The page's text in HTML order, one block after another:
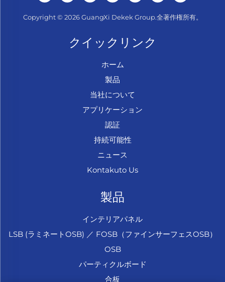
Copyright © 2026 GuangXi Dekek Group.全著作権所有。
クイックリンク
ホーム
製品
当社について
アプリケーション
認証
持続可能性
ニュース
Kontakuto Us
製品
インテリアパネル
LSB (ラミネートOSB) ／ FOSB（ファインサーフェスOSB）
OSB
パーティクルボード
合板